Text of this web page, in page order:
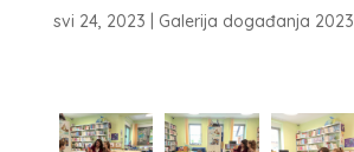
svi 24, 2023 Galerija događanja 2023